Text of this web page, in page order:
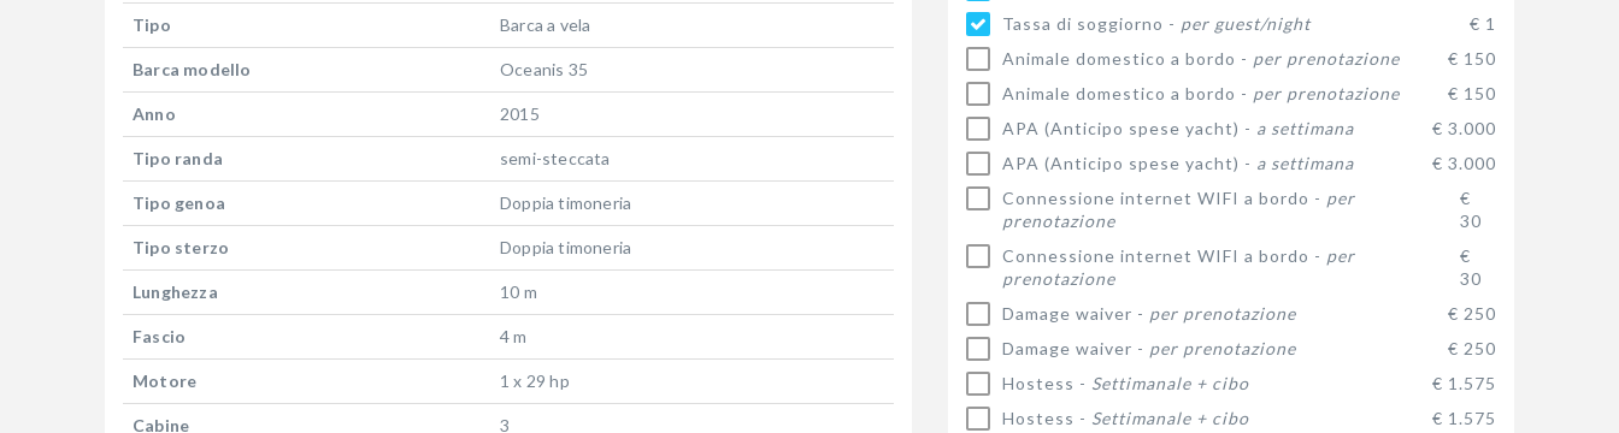
Tipo Barca a vela
Barca modello Oceanis 35
Anno 2015
Tipo randa semi-steccata
Tipo genoa Doppia timoneria
Tipo sterzo Doppia timoneria
Lunghezza 10 m
Fascio 4 m
Motore 1 x 29 hp
Cabine 3
Tassa di soggiorno - per guest/night
€ 1
Animale domestico a bordo - per prenotazione
€ 150
Animale domestico a bordo - per prenotazione
€ 150
APA (Anticipo spese yacht) - a settimana
€ 3.000
APA (Anticipo spese yacht) - a settimana
€ 3.000
Connessione internet WIFI a bordo - per
prenotazione
€
30
Connessione internet WIFI a bordo - per
prenotazione
€
30
Damage waiver - per prenotazione
€ 250
Damage waiver - per prenotazione
€ 250
Hostess - Settimanale + cibo
€ 1.575
Hostess - Settimanale + cibo
€ 1.575